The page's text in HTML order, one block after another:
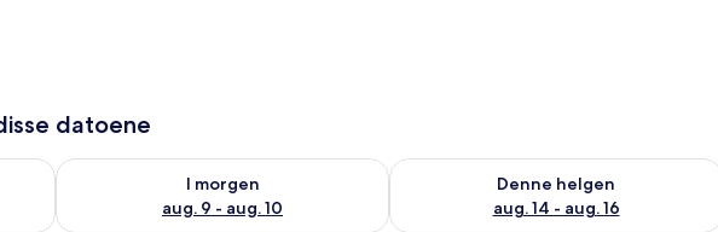
datoene
8 - aug. 9
I morgen
aug. 9 - aug. 10
Sjekk tilgjengelighet for i morgen, aug. 9 - aug. 10
Denne helgen
aug. 14 - aug. 16
Sjekk tilgjengelighet for denne helgen,